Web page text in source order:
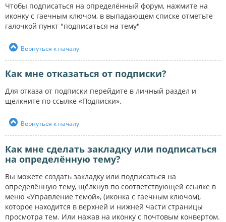
Чтобы подписаться на определённый форум, нажмите на
иконку с гаечным ключом, в выпадающем списке отметьте
галочкой пункт "подписаться на тему"
Вернуться к началу
Как мне отказаться от подписки?
Для отказа от подписки перейдите в личный раздел и
щёлкните по ссылке «Подписки».
Вернуться к началу
Как мне сделать закладку или подписаться
на определённую тему?
Вы можете создать закладку или подписаться на
определённую тему, щёлкнув по соответствующей ссылке в
меню «Управление темой», (иконка с гаечным ключом),
которое находится в верхней и нижней части страницы
просмотра тем. Или нажав на иконку с почтовым конвертом.